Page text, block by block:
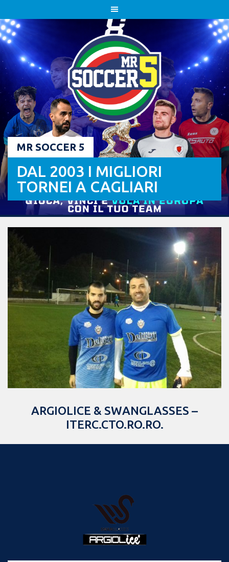
to
content
MR SOCCER 5
DAL 2003 I MIGLIORI
TORNEI A CAGLIARI
ARGIOLICE & SWANGLASSES –
ITERC.CTO.RO.RO.